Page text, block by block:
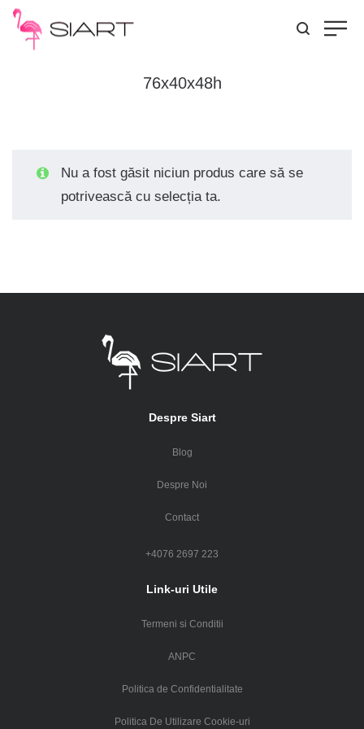
76x40x48h
Nu a fost găsit niciun produs care să se
potrivească cu selecția ta.
Despre Siart
Blog
Despre Noi
Contact
+4076 2697 223
Link-uri Utile
Termeni si Conditii
ANPC
Politica de Confidentialitate
Politica De Utilizare Cookie-uri